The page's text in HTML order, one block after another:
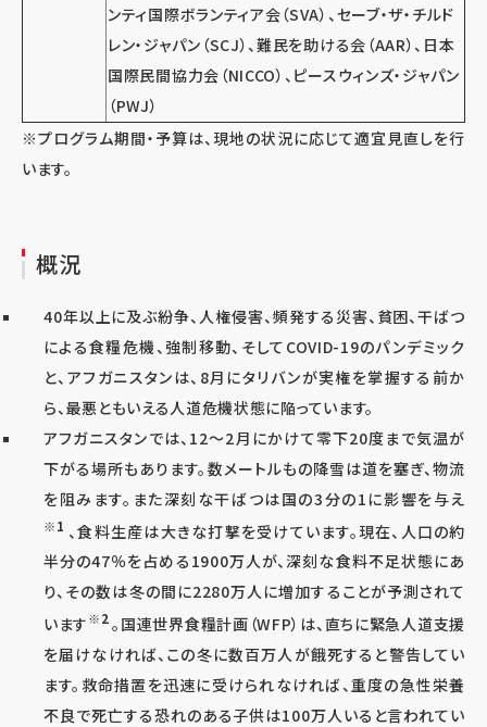
ンティ国際ボランティア会（SVA）、セーブ・ザ・チルド
レン・ジャパン（SCJ）、難民を助ける会（AAR）、日本
国際民間協力会（NICCO）、ピースウィンズ・ジャパン
（PWJ）
※プログラム期間・予算は、現地の状況に応じて適宜見直しを行
います。
概況
40年以上に及ぶ紛争、人権侵害、頻発する災害、貧困、干ばつ
による食糧危機、強制移動、そしてCOVID-19のパンデミック
と、アフガニスタンは、8月にタリバンが実権を掌握する前か
ら、最悪ともいえる人道危機状態に陥っています。
アフガニスタンでは、12～2月にかけて零下20度まで気温が
下がる場所もあります。数メートルもの降雪は道を塞ぎ、物流
を阻みます。また深刻な干ばつは国の3分の1に影響を与え
※1 、食料生産は大きな打撃を受けています。現在、人口の約
半分の47％を占める1900万人が、深刻な食料不足状態にあ
り、その数は冬の間に2280万人に増加することが予測されて
います※2 。国連世界食糧計画（WFP）は、直ちに緊急人道支援
を届けなければ、この冬に数百万人が餓死すると警告してい
ます。救命措置を迅速に受けられなければ、重度の急性栄養
不良で死亡する恐れのある子供は100万人いると言われてい